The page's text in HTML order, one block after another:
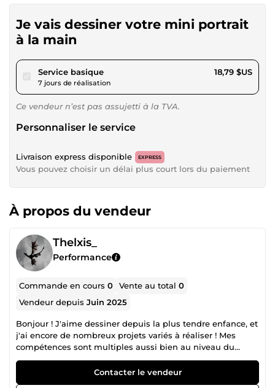
Je vais dessiner votre mini portrait
à la main
Service basiquepour 17,31 $US
7 jours de réalisation
18,79 $US
Ce vendeur n’est pas assujetti à la TVA.
Personnaliser le service
Livraison express disponible EXPRESS
Vous pouvez choisir un délai plus court lors du paiement
À propos du vendeur
Thelxis_
Performance
Commande en cours0 Vente au total0
Vendeur depuisJuin 2025
Bonjour ! J'aime dessiner depuis la plus tendre enfance, et
j'ai encore de nombreux projets variés à réaliser ! Mes
compétences sont multiples aussi bien au niveau du
dessin que de l'écriture, j'apprends vite, et c'est toujours
un plaisir de rendre un service à quelqu'un.
Contacter le vendeur